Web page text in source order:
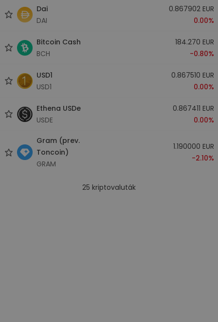
Dai
DAI
0.867902 EUR
0.00%
Bitcoin Cash
BCH
184.270 EUR
-0.80%
USD1
USD1
0.867510 EUR
0.00%
Ethena USDe
USDE
0.867411 EUR
0.00%
Gram (prev.
Toncoin)
GRAM
1.190000 EUR
-2.10%
25 kriptovaluták